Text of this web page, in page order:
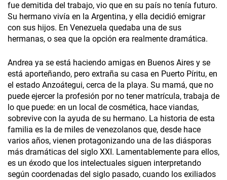
fue demitida del trabajo, vio que en su país no tenía futuro.
Su hermano vivía en la Argentina, y ella decidió emigrar
con sus hijos. En Venezuela quedaba una de sus
hermanas, o sea que la opción era realmente dramática.
Andrea ya se está haciendo amigas en Buenos Aires y se
está aporteñando, pero extraña su casa en Puerto Píritu, en
el estado Anzoátegui, cerca de la playa. Su mamá, que no
puede ejercer la profesión por no tener matrícula, trabaja de
lo que puede: en un local de cosmética, hace viandas,
sobrevive con la ayuda de su hermano. La historia de esta
familia es la de miles de venezolanos que, desde hace
varios años, vienen protagonizando una de las diásporas
más dramáticas del siglo XXI. Lamentablemente para ellos,
es un éxodo que los intelectuales siguen interpretando
según coordenadas del siglo pasado, cuando los exiliados